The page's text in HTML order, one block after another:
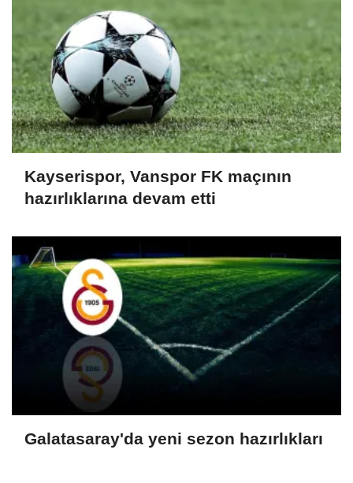
Kayserispor, Vanspor FK maçının
hazırlıklarına devam etti
Galatasaray'da yeni sezon hazırlıkları